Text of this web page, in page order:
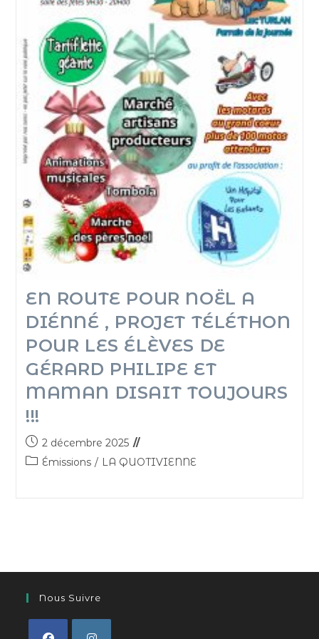
EN ROUTE POUR NOËL A
DIÉNNÉ , PROJET TÉLÉTHON
POUR LES ÉLÈVES DE
GÉRARD PHILIPE ET
MAMAN DISAIT TOUJOURS
!!!
2 décembre 2025
Émissions / LA QUOTIVIENNE
Nous Suivre